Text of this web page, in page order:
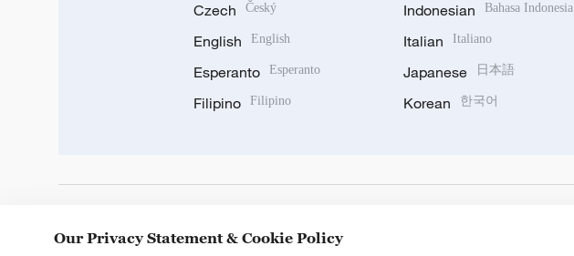
Czech Český
English English
Esperanto Esperanto
Filipino Filipino
Indonesian Bahasa Indonesia
Italian Italiano
Japanese 日本語
Korean 한국어
Our Privacy Statement & Cookie Policy